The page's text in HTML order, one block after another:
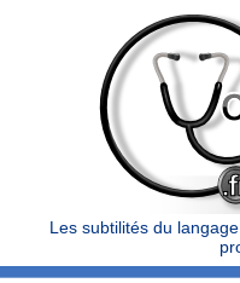
Les subtilités du